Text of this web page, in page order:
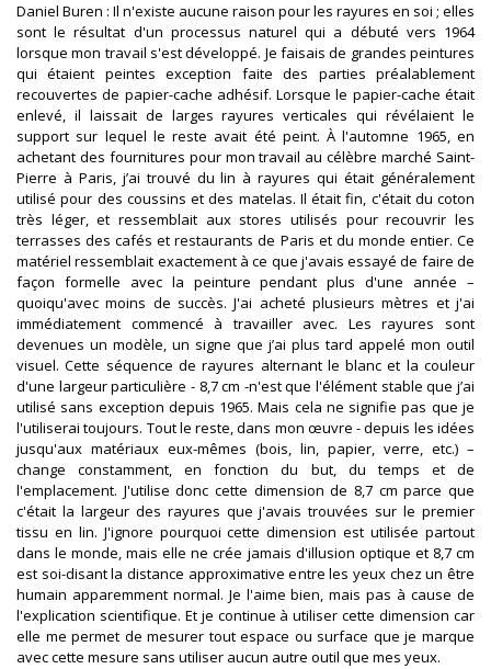
Daniel Buren : Il n'existe aucune raison pour les rayures en soi ; elles
sont le résultat d'un processus naturel qui a débuté vers 1964
lorsque mon travail s'est développé. Je faisais de grandes peintures
qui étaient peintes exception faite des parties préalablement
recouvertes de papier-cache adhésif. Lorsque le papier-cache était
enlevé, il laissait de larges rayures verticales qui révélaient le
support sur lequel le reste avait été peint. À l'automne 1965, en
achetant des fournitures pour mon travail au célèbre marché Saint-
Pierre à Paris, j’ai trouvé du lin à rayures qui était généralement
utilisé pour des coussins et des matelas. Il était fin, c'était du coton
très léger, et ressemblait aux stores utilisés pour recouvrir les
terrasses des cafés et restaurants de Paris et du monde entier. Ce
matériel ressemblait exactement à ce que j'avais essayé de faire de
façon formelle avec la peinture pendant plus d'une année –
quoiqu'avec moins de succès. J'ai acheté plusieurs mètres et j'ai
immédiatement commencé à travailler avec. Les rayures sont
devenues un modèle, un signe que j’ai plus tard appelé mon outil
visuel. Cette séquence de rayures alternant le blanc et la couleur
d'une largeur particulière - 8,7 cm -n'est que l'élément stable que j’ai
utilisé sans exception depuis 1965. Mais cela ne signifie pas que je
l'utiliserai toujours. Tout le reste, dans mon œuvre - depuis les idées
jusqu'aux matériaux eux-mêmes (bois, lin, papier, verre, etc.) –
change constamment, en fonction du but, du temps et de
l'emplacement. J'utilise donc cette dimension de 8,7 cm parce que
c'était la largeur des rayures que j'avais trouvées sur le premier
tissu en lin. J'ignore pourquoi cette dimension est utilisée partout
dans le monde, mais elle ne crée jamais d'illusion optique et 8,7 cm
est soi-disant la distance approximative entre les yeux chez un être
humain apparemment normal. Je l'aime bien, mais pas à cause de
l'explication scientifique. Et je continue à utiliser cette dimension car
elle me permet de mesurer tout espace ou surface que je marque
avec cette mesure sans utiliser aucun autre outil que mes yeux.